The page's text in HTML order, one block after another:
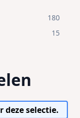
180
15
deze selectie.